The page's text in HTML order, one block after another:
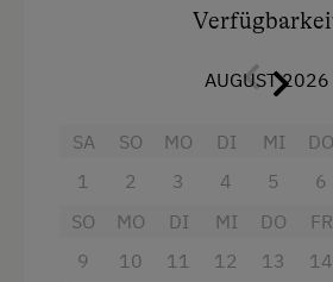
Badewanne
AUGUST 2026
SA
1
SO
2
MO
3
DI
4
MI
5
DO
6
SO
9
MO
10
DI
11
MI
12
DO
13
FR
14